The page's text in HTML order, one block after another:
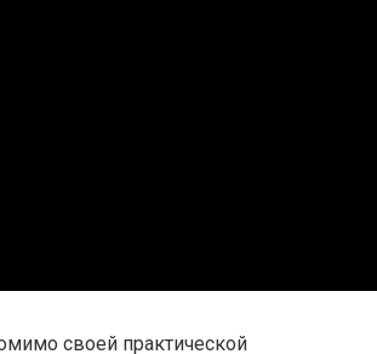
своей практической